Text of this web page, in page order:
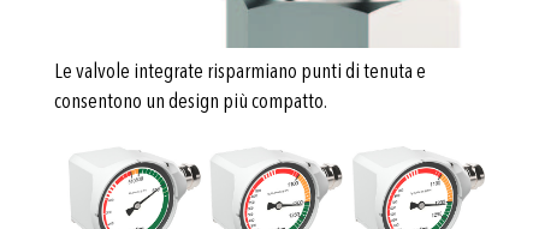
Le valvole integrate risparmiano punti di tenuta e
consentono un design più compatto.